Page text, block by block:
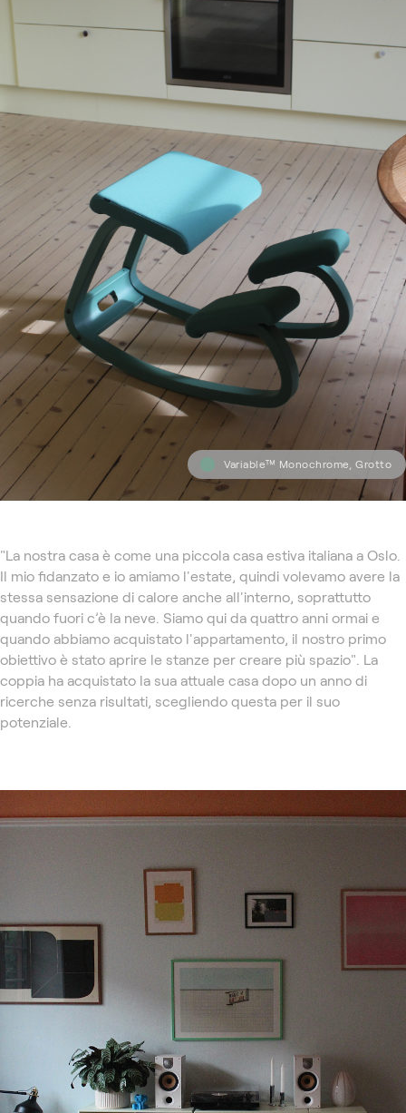
Variable™ Monochrome, Grotto
"La nostra casa è come una piccola casa estiva italiana a Oslo.
Il mio fidanzato e io amiamo l'estate, quindi volevamo avere la
stessa sensazione di calore anche all'interno, soprattutto
quando fuori c’è la neve. Siamo qui da quattro anni ormai e
quando abbiamo acquistato l'appartamento, il nostro primo
obiettivo è stato aprire le stanze per creare più spazio". La
coppia ha acquistato la sua attuale casa dopo un anno di
ricerche senza risultati, scegliendo questa per il suo
potenziale.